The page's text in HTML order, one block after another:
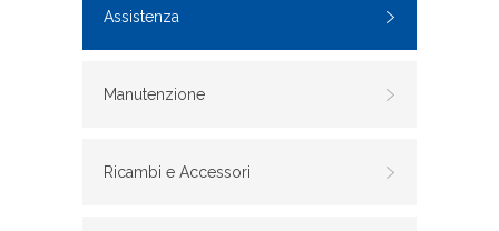
Assistenza
Manutenzione
Ricambi e Accessori